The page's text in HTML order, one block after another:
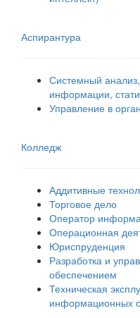
Аспирантура
Системный
информации,
Управление в
Колледж
Аддитивные
Торговое дело
Оператор
Операционная
Юриспруденция
Разработка и
обеспечением
Техническая
информационных